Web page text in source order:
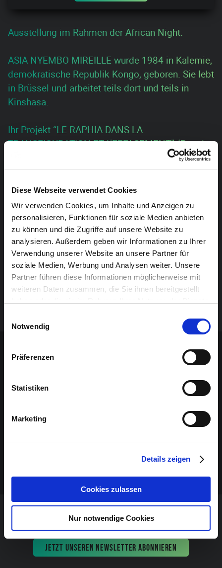
Diese Webseite verwendet Cookies
Wir verwenden Cookies, um Inhalte und Anzeigen zu
personalisieren, Funktionen für soziale Medien anbieten
zu können und die Zugriffe auf unsere Website zu
analysieren. Außerdem geben wir Informationen zu Ihrer
Verwendung unserer Website an unsere Partner für
soziale Medien, Werbung und Analysen weiter. Unsere
Partner führen diese Informationen möglicherweise mit
weiteren Daten zusammen, die Sie ihnen bereitgestellt
Notwendig
Präferenzen
Statistiken
Marketing
Details zeigen
Cookies zulassen
Nur notwendige Cookies
Ausstellung im Rahmen der African Night.
ASIA NYEMBO MIREILLE wurde 1984 in Kalemie,
demokratische Republik Kongo, geboren. Sie lebt
in Brüssel und arbeitet teils dort und teils in
Kinshasa.
Ihr Projekt “LE RAPHIA DANS LA
TRANSFIGURATION ET L’EFFACEMENT” (Bast in
der Verklärung und Ausradierung) thematisiert
die Aufwertung der vergessenen altüberlieferten
Bast-Textilkunst, die durch die viel neuere Wax-
entstehen in Experimentierfreudigkeit. Asia
Nyembo Mireille erzählt ihre Kultur auf eine ganz
außergewöhnliche Art und Weise.
Vernissage am Freitag, den 5. Oktober um 20:00
Uhr.
VERANSTALTUNG VERPASST?
JETZT UNSEREN NEWSLETTER ABONNIEREN